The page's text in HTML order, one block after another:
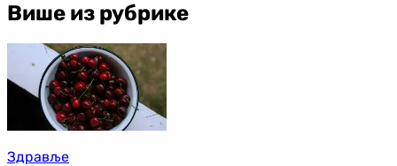
Више из рубрике
Здравље